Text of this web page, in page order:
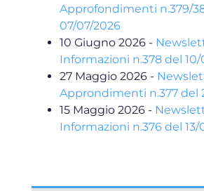
Approfondimenti n.379/
07/07/2026
10 Giugno 2026 -
Informazioni n.378 del
27 Maggio 2026 -
Approndimenti n.377 del
15 Maggio 2026 -
Informazioni n.376 del 13/